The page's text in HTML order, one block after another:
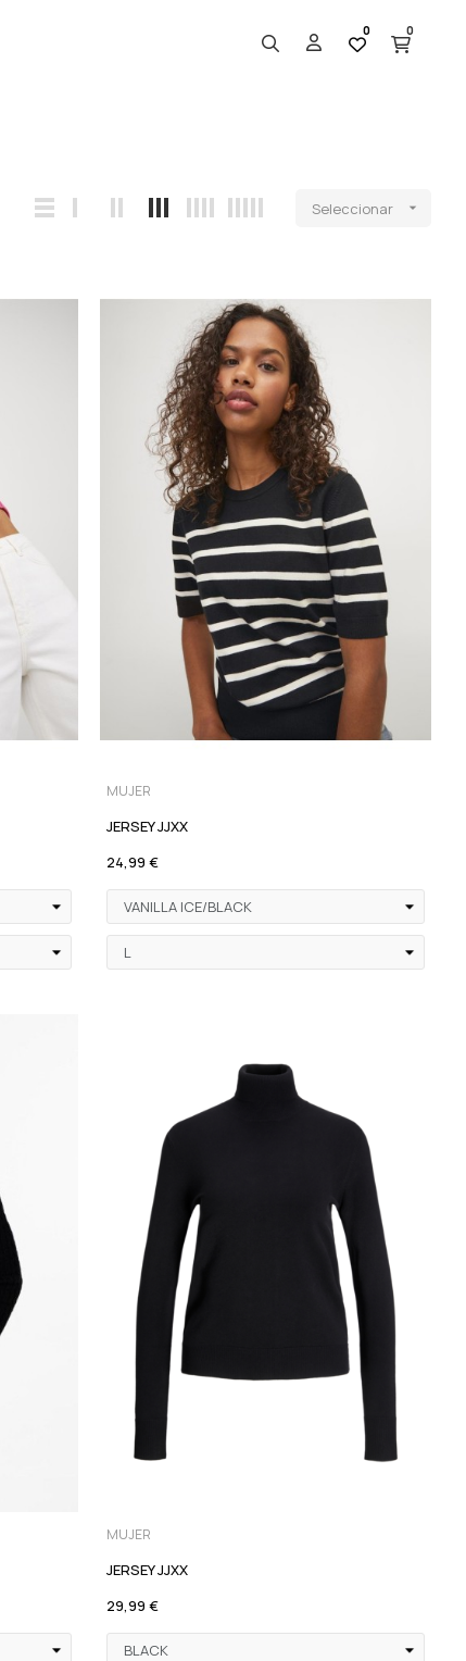
0 0
Seleccionar 
MUJER
JERSEY JJXX
24,99 €
MUJER
JERSEY JJXX
29,99 €